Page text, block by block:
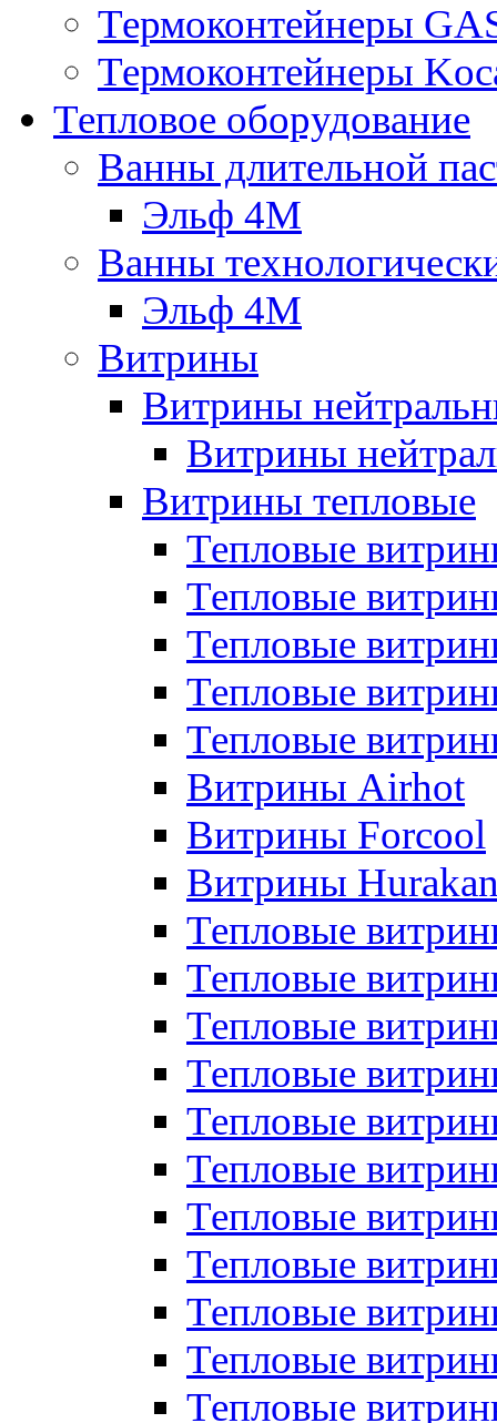
Термоконтейнеры
Термоконтейнеры
Тепловое оборудование
Ванны длительной
Эльф 4М
Ванны
Эльф 4М
Витрины
Витрины
Витрины
Витрины тепловые
Тепловые
Тепловые
Тепловые
Тепловые
Тепловые
Витрины Airhot
Витрины Forcool
Витрины
Тепловые
Тепловые
Тепловые
Тепловые
Тепловые
Тепловые
Тепловые
Тепловые
Тепловые
Тепловые
Тепловые